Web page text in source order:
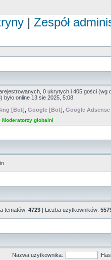
| Zespół
0 ukrytych i 405 gości (wg
) było online 13 sie 2025, 5:08
[Bot] Google [Bot] Google
Moderatorzy globalni
tematów: 4723 | Liczba użytkowników:
Nazwa użytkownika: